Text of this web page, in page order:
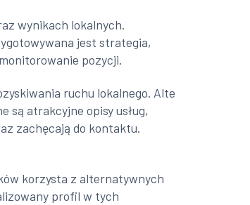
wynikach lokalnych.
jest strategia,
pozycji.
ruchu lokalnego. Alte
są atrakcyjne opisy usług,
zachęcają do kontaktu.
korzysta z alternatywnych
profil w tych